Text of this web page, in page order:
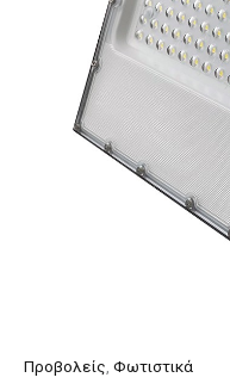
Προβολείς, Φωτιστικά
18000LM